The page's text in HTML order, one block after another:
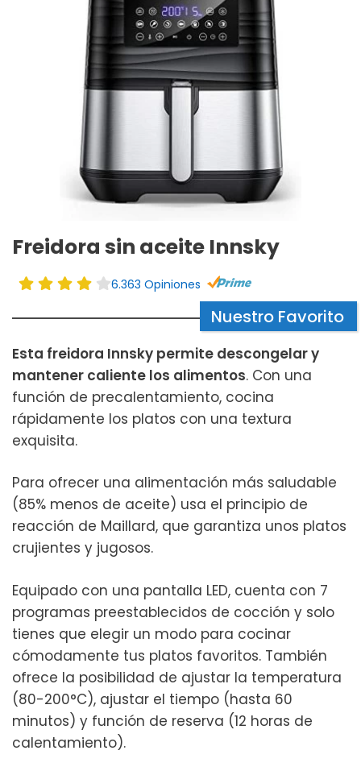
Freidora sin aceite Innsky
6.363 Opiniones
Nuestro Favorito
Esta freidora Innsky permite descongelar y
mantener caliente los alimentos. Con una
función de precalentamiento, cocina
rápidamente los platos con una textura
exquisita.
Para ofrecer una alimentación más saludable
(85% menos de aceite) usa el principio de
reacción de Maillard, que garantiza unos platos
crujientes y jugosos.
Equipado con una pantalla LED, cuenta con 7
programas preestablecidos de cocción y solo
tienes que elegir un modo para cocinar
cómodamente tus platos favoritos. También
ofrece la posibilidad de ajustar la temperatura
(80-200°C), ajustar el tiempo (hasta 60
minutos) y función de reserva (12 horas de
calentamiento).